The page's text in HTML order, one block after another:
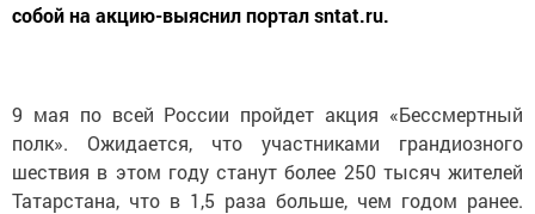
собой на акцию-выяснил портал sntat.ru.
9 мая по всей России пройдет акция «Бессмертный
полк». Ожидается, что участниками грандиозного
шествия в этом году станут более 250 тысяч жителей
Татарстана, что в 1,5 раза больше, чем годом ранее.